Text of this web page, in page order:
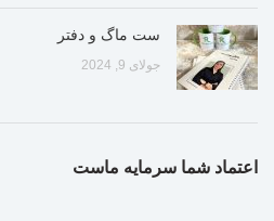
ست ماگ و دفتر
جولای 9, 2024
اعتماد شما سرمایه ماست